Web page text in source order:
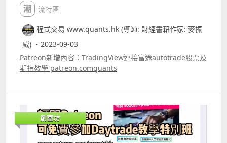
潮流特區
程式交易 www.quants.hk (導師: 財經書藉作家: 麥振
威) ・2023-09-03
Patreon新增內容：TradingView連接富途autotrade股票及
期指教學 patreon.comquants
創富坊